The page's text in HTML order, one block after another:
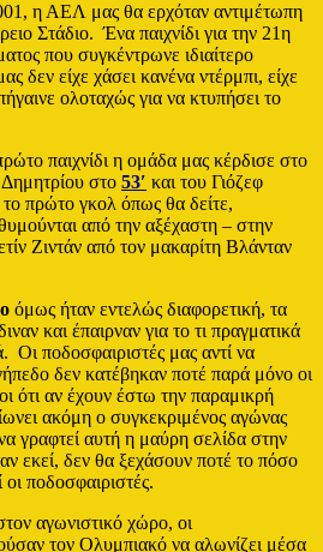
η ΑΕΛ μας θα ερχόταν αντιμέτωπη
Στάδιο. Ένα παιχνίδι για την 21η
που συγκέντρωνε ιδιαίτερο
δεν είχε χάσει κανένα ντέρμπι, είχε
ολοταχώς για να κτυπήσει το
παιχνίδι η ομάδα μας κέρδισε στο
στο 53′ και του Γιόζεφ
πρώτο γκολ όπως θα δείτε,
από την αξέχαστη – στην
Ζιντάν από τον μακαρίτη Βλάνταν
όμως ήταν εντελώς διαφορετική, τα
και έπαιρναν για το τι πραγματικά
Οι ποδοσφαιριστές μας αντί να
δεν κατέβηκαν ποτέ παρά μόνο οι
ότι αν έχουν έστω την παραμικρή
ακόμη ο συγκεκριμένος αγώνας
γραφτεί αυτή η μαύρη σελίδα στην
εκεί, δεν θα ξεχάσουν ποτέ το πόσο
ποδοσφαιριστές.
αγωνιστικό χώρο, οι
τον Ολυμπιακό να αλωνίζει μέσα